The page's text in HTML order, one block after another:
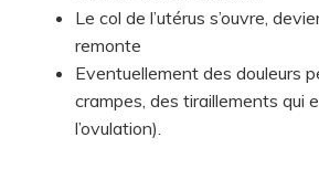
Le col de l’utérus s’ouvre,
remonte
Eventuellement des douleurs
crampes, des tiraillements qui
l’ovulation).